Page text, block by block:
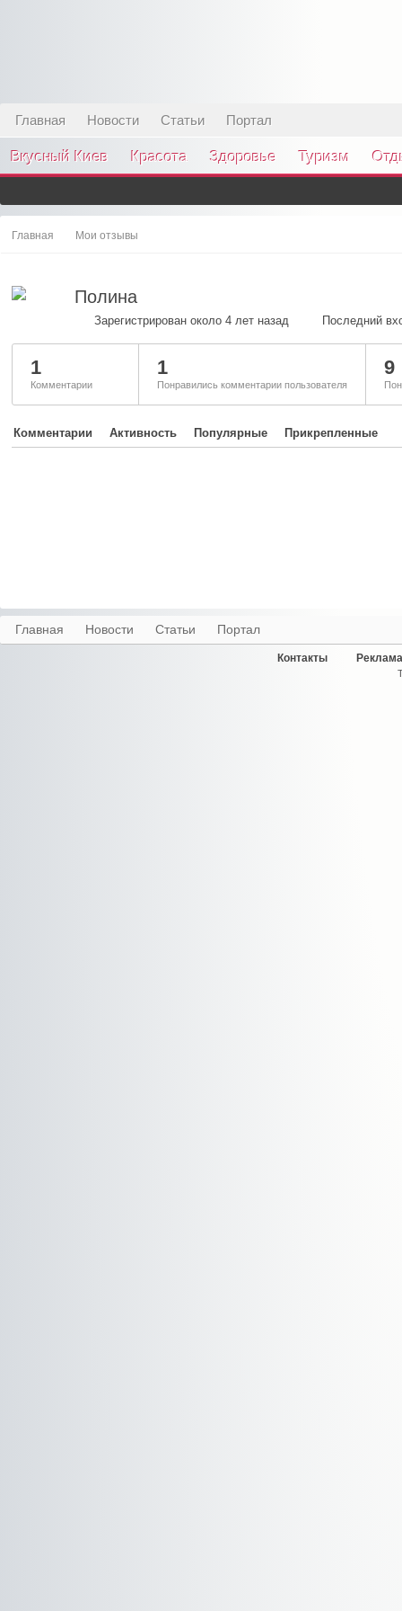
Главная Новости Статьи Портал
Вкусный Киев Красота Здоровье Туризм
Главная Мои отзывы
Полина
Зарегистрирован около 4 лет назад Последний
1
Комментарии
1
Понравились комментарии пользователя
9
Комментарии Активность Популярные Прикрепленные
Главная Новости Статьи Портал
Контакты